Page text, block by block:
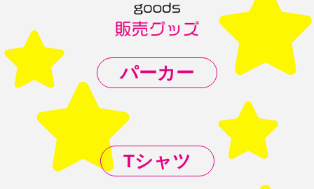
パーカー
Tシャツ